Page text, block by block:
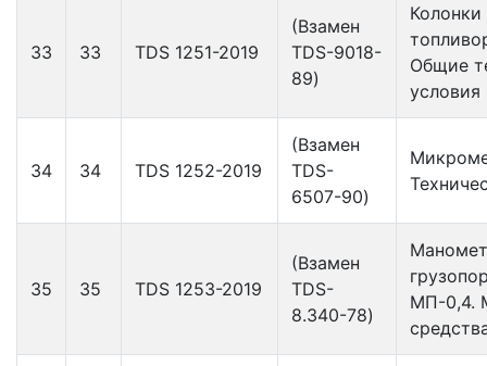
33 33 TDS 1251-2019
(Взамен
TDS-9018-
89)
Колонки
Общие
условия
34 34 TDS 1252-2019
(Взамен
TDS-
6507-90)
35 35 TDS 1253-2019
(Взамен
TDS-
8.340-78)
МП-0,4.